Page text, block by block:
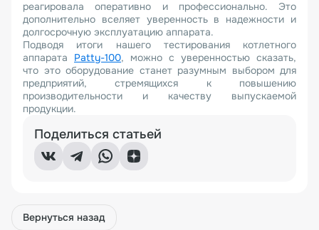
реагировала оперативно и профессионально. Это
дополнительно вселяет уверенность в надежности и
долгосрочную эксплуатацию аппарата.
Подводя итоги нашего тестирования котлетного
аппарата Patty-100, можно с уверенностью сказать,
что это оборудование станет разумным выбором для
предприятий, стремящихся к повышению
производительности и качеству выпускаемой
продукции.
Поделиться статьей
Вернуться назад